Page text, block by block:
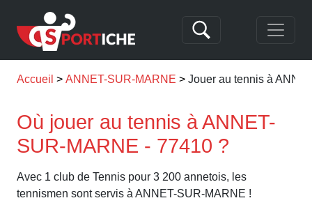
Accueil ANNET-SUR-MARNE Jouer au tennis à
Où jouer au tennis à ANNET-
SUR-MARNE - 77410 ?
Avec 1 club de Tennis pour 3 200 annetois, les
tennismen sont servis à ANNET-SUR-MARNE !